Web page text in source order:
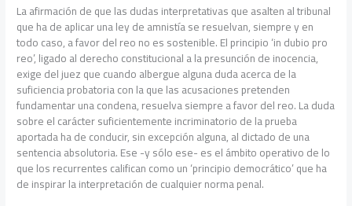
La afirmación de que las dudas interpretativas que asalten al tribunal
que ha de aplicar una ley de amnistía se resuelvan, siempre y en
todo caso, a favor del reo no es sostenible. El principio ‘in dubio pro
reo’, ligado al derecho constitucional a la presunción de inocencia,
exige del juez que cuando albergue alguna duda acerca de la
suficiencia probatoria con la que las acusaciones pretenden
fundamentar una condena, resuelva siempre a favor del reo. La duda
sobre el carácter suficientemente incriminatorio de la prueba
aportada ha de conducir, sin excepción alguna, al dictado de una
sentencia absolutoria. Ese -y sólo ese- es el ámbito operativo de lo
que los recurrentes califican como un ‘principio democrático’ que ha
de inspirar la interpretación de cualquier norma penal.